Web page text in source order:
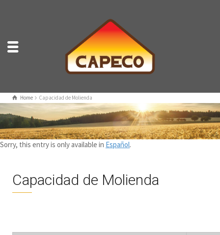
Home Capacidad de Molienda
Sorry, this entry is only available in Español.
Capacidad de Molienda